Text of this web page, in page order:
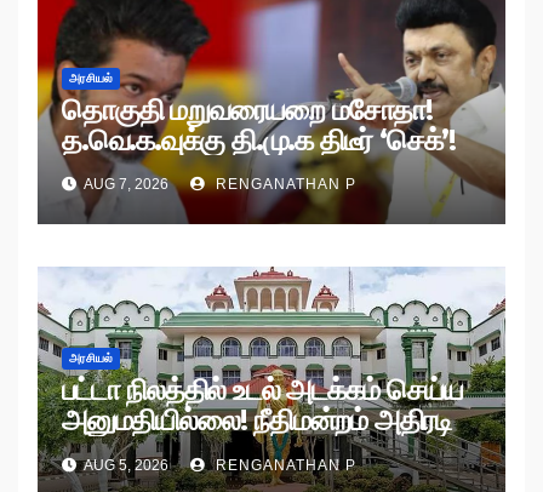
அரசியல்
தொகுதி மறுவரையறை மசோதா!
த.வெ.க.வுக்கு தி.மு.க திடீர் ‘செக்’!
AUG 7, 2026 RENGANATHAN P
அரசியல்
பட்டா நிலத்தில் உடல் அடக்கம் செய்ய
அனுமதியில்லை! நீதிமன்றம் அதிரடி
உத்தரவு!
AUG 5, 2026 RENGANATHAN P